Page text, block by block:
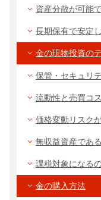
資産分散が可能
長期保有で安定
金の現物投資の
保管・セキュリ
流動性と売買コ
価格変動リスク
無収益資産である
課税対象になる
金の購入方法